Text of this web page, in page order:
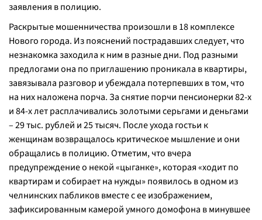
заявления в полицию.
Раскрытые мошенничества произошли в 18 комплексе
Нового города. Из пояснений пострадавших следует, что
незнакомка заходила к ним в разные дни. Под разными
предлогами она по приглашению проникала в квартиры,
завязывала разговор и убеждала потерпевших в том, что
на них наложена порча. За снятие порчи пенсионерки 82-х
и 84-х лет расплачивались золотыми серьгами и деньгами
– 29 тыс. рублей и 25 тысяч. После ухода гостьи к
женщинам возвращалось критическое мышление и они
обращались в полицию. Отметим, что вчера
предупреждение о некой «цыганке», которая «ходит по
квартирам и собирает на нужды» появилось в одном из
челнинских пабликов вместе с ее изображением,
зафиксированным камерой умного домофона в минувшее